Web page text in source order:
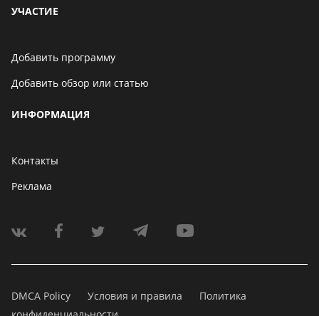
УЧАСТИЕ
Добавить программу
Добавить обзор или статью
ИНФОРМАЦИЯ
Контакты
Реклама
DMCA Policy Условия и правила
Политика